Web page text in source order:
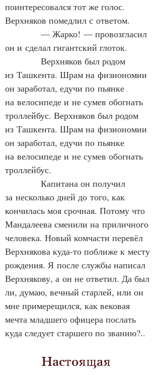
поинтересовался тот же голос.
Верхняков помедлил с ответом.
— Жарко! — провозгласил
он и сделал гигантский глоток.
Верхняков был родом
из Ташкента. Шрам на физиономии
он заработал, едучи по пьянке
на велосипеде и не сумев обогнать
троллейбус. Верхняков был родом
из Ташкента. Шрам на физиономии
он заработал, едучи по пьянке
на велосипеде и не сумев обогнать
троллейбус.
Капитана он получил
за несколько дней до того, как
кончилась моя срочная. Потому что
Мандалеева сменили на приличного
человека. Новый комчасти перевёл
Верхнякова куда‑то поближе к месту
рождения. Я после службы написал
Верхнякову, а он не ответил. Да был
ли, думаю, вечный старлей, или он
мне примерещился, как вековая
мечта младшего офицера послать
куда следует старшего по званию?..
Настоящая